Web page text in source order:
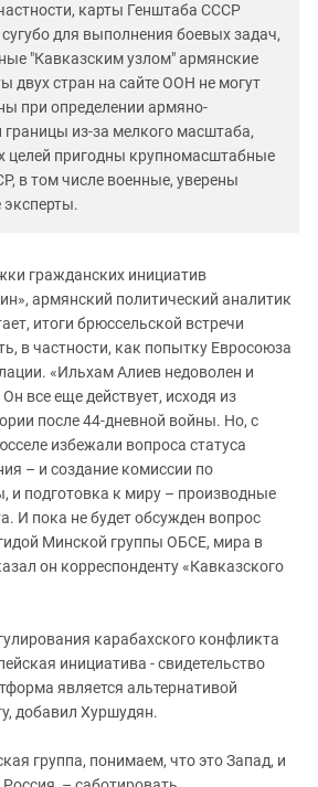
карты Генштаба СССР
для выполнения боевых задач,
"Кавказским узлом" армянские
двух стран на сайте ООН не могут
при определении армяно-
из-за мелкого масштаба,
целей пригодны крупномасштабные
в том числе военные, уверены
гражданских инициатив
армянский политический аналитик
итоги брюссельской встречи
в частности, как попытку Евросоюза
«Ильхам Алиев недоволен и
все еще действует, исходя из
после 44-дневной войны. Но, с
избежали вопроса статуса
– и создание комиссии по
и подготовка к миру – производные
И пока не будет обсужден вопрос
Минской группы ОБСЕ, мира в
он корреспонденту «Кавказского
карабахского конфликта
инициатива - свидетельство
является альтернативой
добавил Хуршудян.
группа, понимаем, что это Запад, и